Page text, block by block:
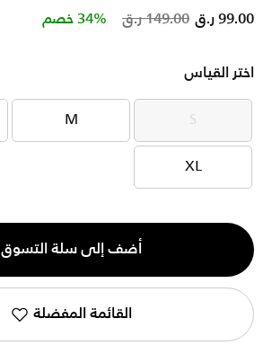
Price reduced from
149.00 ر.ق to 99.00 ر.ق 34% خصم
اختر القياس
S
S
M
M
XL
XL
الكمية
1
أضف إلى سلة التسوق
القائمة المفضلة